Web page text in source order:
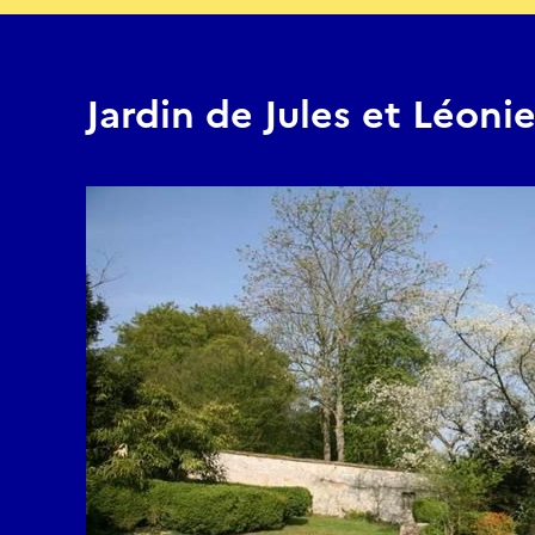
Jardin de Jules et Léonie